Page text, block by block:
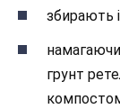
збирають
грунт